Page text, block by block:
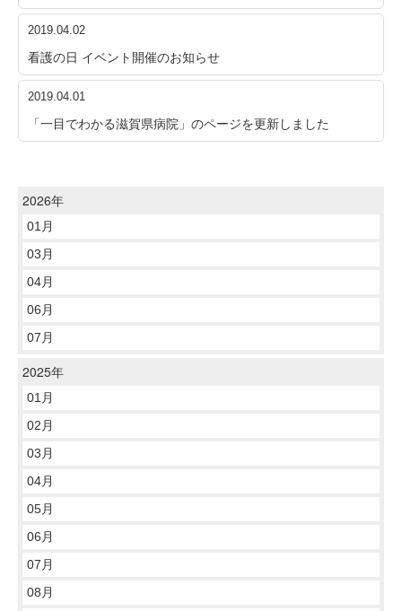
2019.04.02
看護の日 イベント開催のお知らせ
2019.04.01
「一目でわかる滋賀県病院」のページを更新しました
2026年
01月
03月
04月
06月
07月
2025年
01月
02月
03月
04月
05月
06月
07月
08月